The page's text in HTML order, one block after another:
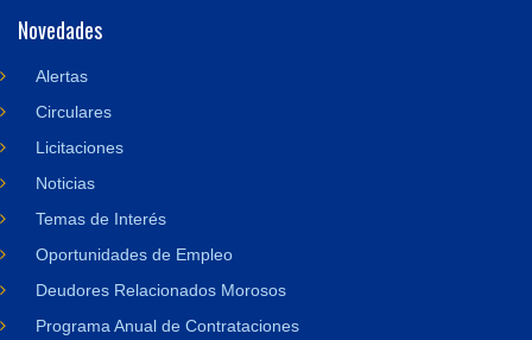
Novedades
Alertas
Circulares
Licitaciones
Noticias
Temas de Interés
Oportunidades de Empleo
Deudores Relacionados Morosos
Programa Anual de Contrataciones